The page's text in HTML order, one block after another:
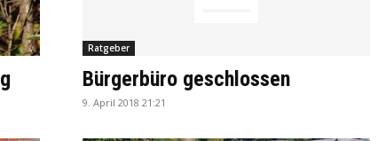
Ratgeber
Bürgerbüro geschlossen
9. April 2018 21:21